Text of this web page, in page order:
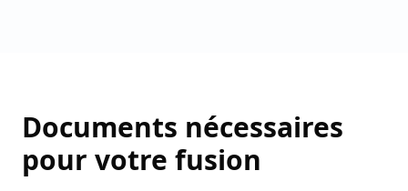
Documents nécessaires
pour votre fusion